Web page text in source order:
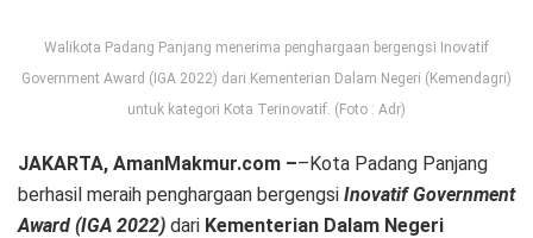
Walikota Padang Panjang menerima penghargaan bergengsi Inovatif
Government Award (IGA 2022) dari Kementerian Dalam Negeri (Kemendagri)
untuk kategori Kota Terinovatif. (Foto : Adr)
JAKARTA, AmanMakmur.com ––Kota Padang Panjang
berhasil meraih penghargaan bergengsi Inovatif Government
Award (IGA 2022) dari Kementerian Dalam Negeri